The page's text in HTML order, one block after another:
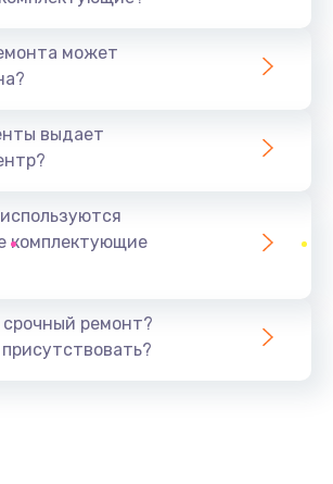
1600 руб.
Замена USB порта
материнской платы
Заказать
может
выдает
комплектующие
ремонт?